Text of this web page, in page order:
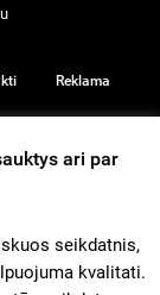
Reklama
ari par
seikdatnis,
kvalitati.